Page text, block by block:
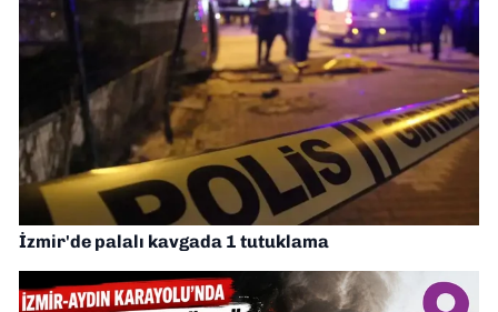
İzmir'de palalı kavgada 1 tutuklama